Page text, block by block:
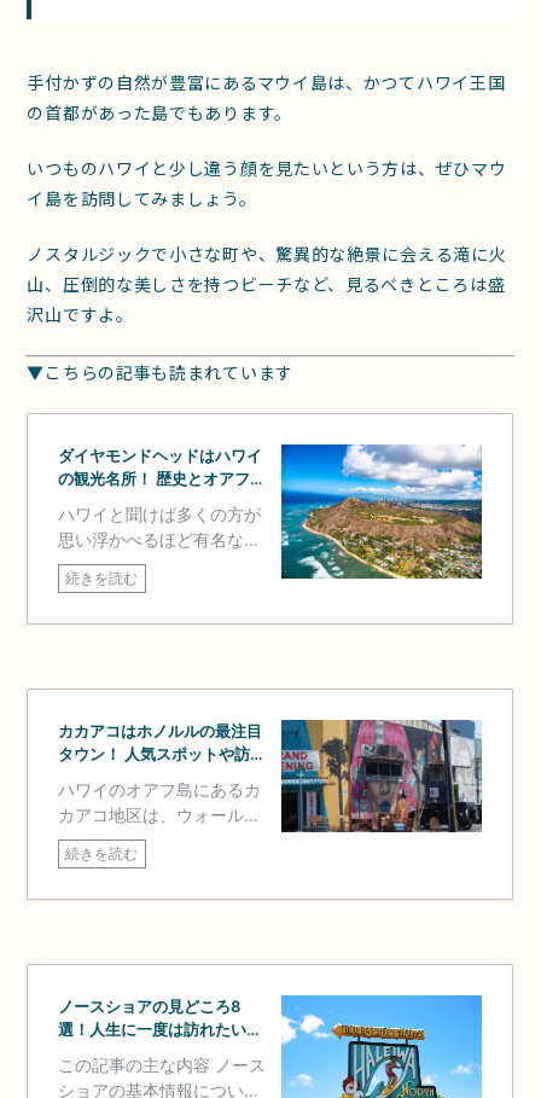
手付かずの自然が豊富にあるマウイ島は、かつてハワイ王国
の首都があった島でもあります。
いつものハワイと少し違う顔を見たいという方は、ぜひマウ
イ島を訪問してみましょう。
ノスタルジックで小さな町や、驚異的な絶景に会える滝に火
山、圧倒的な美しさを持つビーチなど、見るべきところは盛
沢山ですよ。
▼こちらの記事も読まれています